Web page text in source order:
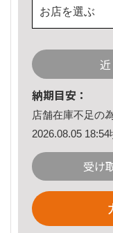
お店を選ぶ
納期目安：
店舗在庫不足の
2026.08.05 18:54
受け